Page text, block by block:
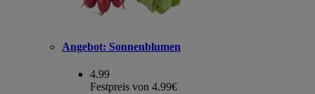
Angebot: Sonnenblumen
4.99
Festpreis von 4.99€